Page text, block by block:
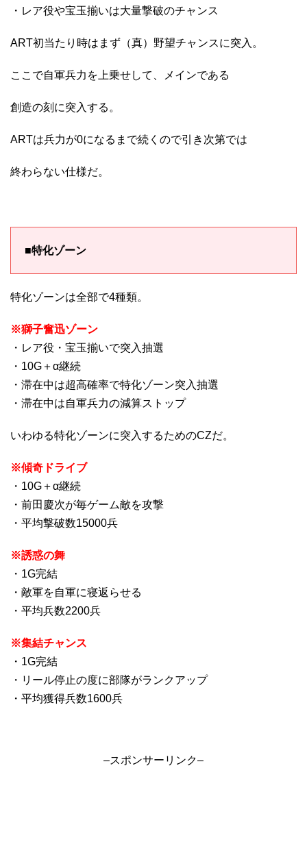
・レア役や宝玉揃いは大量撃破のチャンス
ART初当たり時はまず（真）野望チャンスに突入。
ここで自軍兵力を上乗せして、メインである
創造の刻に突入する。
ARTは兵力が0になるまで続くので引き次第では
終わらない仕様だ。
■特化ゾーン
特化ゾーンは全部で4種類。
※獅子奮迅ゾーン
・レア役・宝玉揃いで突入抽選
・10G＋α継続
・滞在中は超高確率で特化ゾーン突入抽選
・滞在中は自軍兵力の減算ストップ
いわゆる特化ゾーンに突入するためのCZだ。
※傾奇ドライブ
・10G＋α継続
・前田慶次が毎ゲーム敵を攻撃
・平均撃破数15000兵
※誘惑の舞
・1G完結
・敵軍を自軍に寝返らせる
・平均兵数2200兵
※集結チャンス
・1G完結
・リール停止の度に部隊がランクアップ
・平均獲得兵数1600兵
–スポンサーリンク–